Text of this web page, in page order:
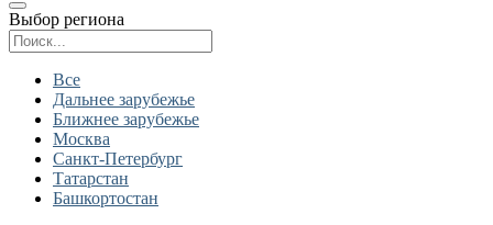
Выбор региона
Все
Дальнее зарубежье
Ближнее зарубежье
Москва
Санкт-Петербург
Татарстан
Башкортостан